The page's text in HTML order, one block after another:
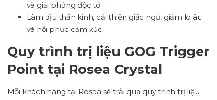
và giải phóng độc tố.
Làm dịu thần kinh, cải thiện giấc ngủ, giảm lo âu
và hồi phục cảm xúc.
Quy trình trị liệu GOG Trigger
Point tại Rosea Crystal
Mỗi khách hàng tại Rosea sẽ trải qua quy trình trị liệu